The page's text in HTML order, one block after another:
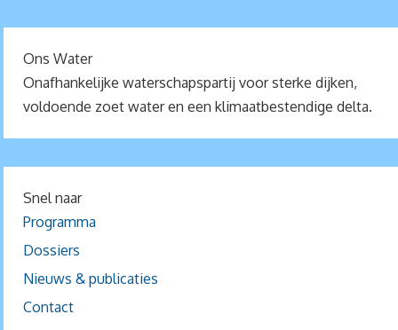
Ons Water
Onafhankelijke waterschapspartij voor sterke dijken,
voldoende zoet water en een klimaatbestendige delta.
Snel naar
Programma
Dossiers
Nieuws & publicaties
Contact